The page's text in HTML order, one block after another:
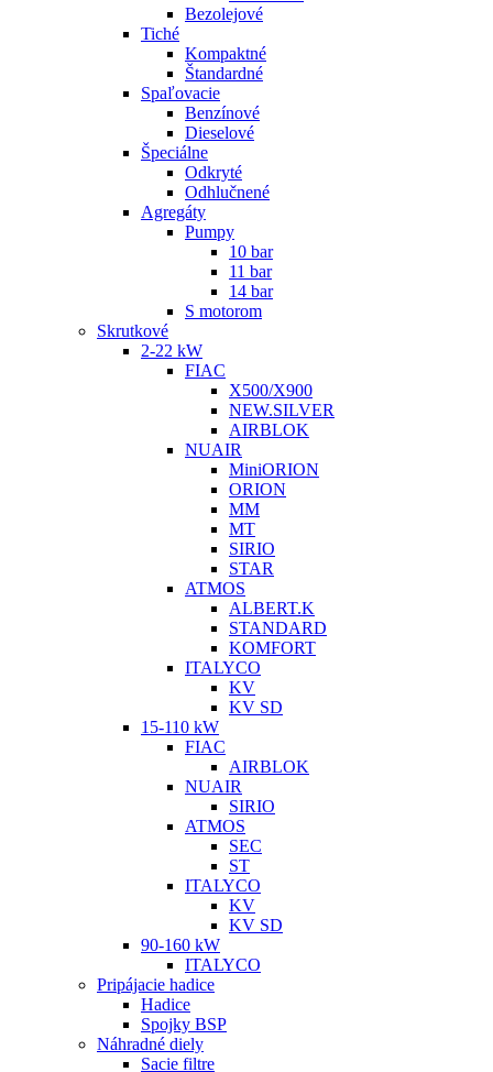
Bezolejové
Tiché
Kompaktné
Štandardné
Spaľovacie
Benzínové
Dieselové
Špeciálne
Odkryté
Odhlučnené
Agregáty
Pumpy
10 bar
11 bar
14 bar
S motorom
Skrutkové
2-22 kW
FIAC
X500/X900
NEW.SILVER
AIRBLOK
NUAIR
MiniORION
ORION
MM
MT
SIRIO
STAR
ATMOS
ALBERT.K
STANDARD
KOMFORT
ITALYCO
KV
KV SD
15-110 kW
FIAC
AIRBLOK
NUAIR
SIRIO
ATMOS
SEC
ST
ITALYCO
KV
KV SD
90-160 kW
ITALYCO
Pripájacie hadice
Hadice
Spojky BSP
Náhradné diely
Sacie filtre